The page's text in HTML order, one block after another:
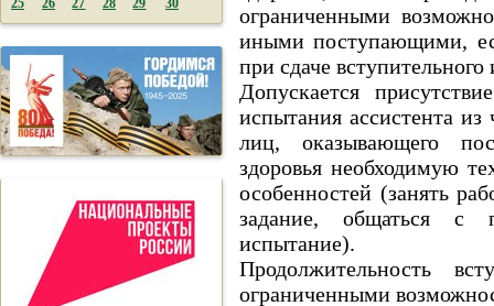
25 26 27 28 29 30
ограниченными
иными поступающими,
при сдаче
Допускается
испытания ассистента
лиц, оказывающего
здоровья необходимую
особенностей (занять
задание, общаться с
испытание).
Продолжительность
ограниченными